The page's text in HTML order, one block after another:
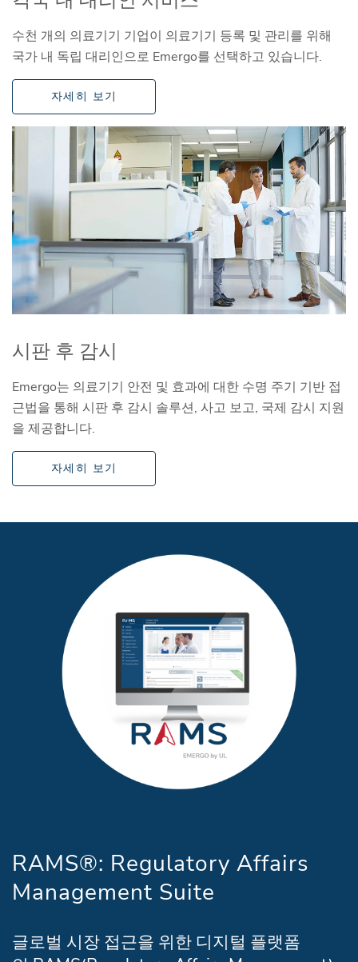
수천 개의 의료기기 기업이 의료기기 등록 및 관리를 위해
국가 내 독립 대리인으로 Emergo를 선택하고 있습니다.
자세히 보기
시판 후 감시
Emergo는 의료기기 안전 및 효과에 대한 수명 주기 기반 접
근법을 통해 시판 후 감시 솔루션, 사고 보고, 국제 감시 지원
을 제공합니다.
자세히 보기
RAMS®: Regulatory Affairs
Management Suite
글로벌 시장 접근을 위한 디지털 플랫폼